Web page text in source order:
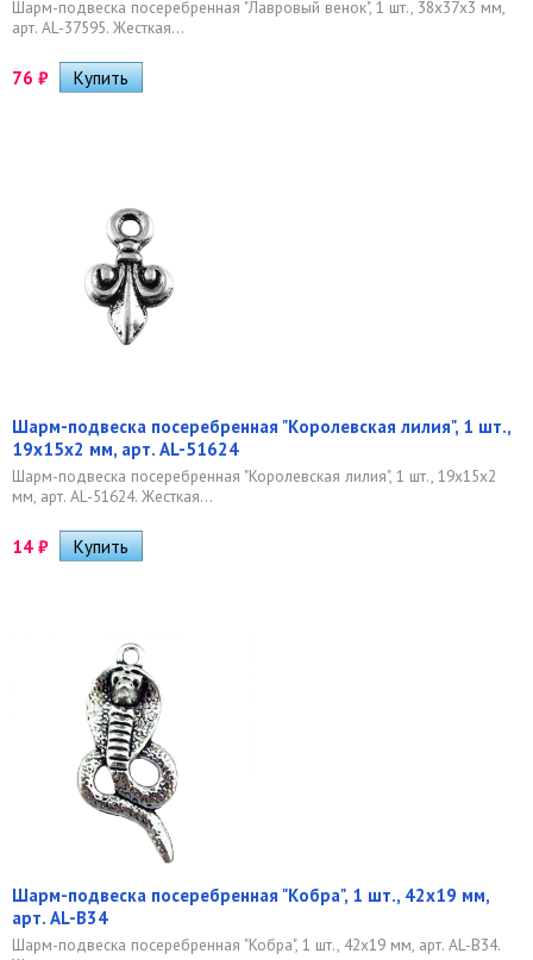
Шарм-подвеска посеребренная "Лавровый венок", 1 шт., 38х37х3 мм,
арт. AL-37595. Жесткая...
76 ₽
Шарм-подвеска посеребренная "Королевская лилия", 1 шт.,
19х15х2 мм, арт. AL-51624
Шарм-подвеска посеребренная "Королевская лилия", 1 шт., 19х15х2
мм, арт. AL-51624. Жесткая...
14 ₽
Шарм-подвеска посеребренная "Кобра", 1 шт., 42х19 мм,
арт. AL-B34
Шарм-подвеска посеребренная "Кобра", 1 шт., 42х19 мм, арт. AL-B34.